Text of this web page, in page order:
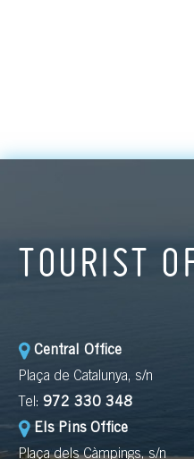
TOURIST
Central Office
Plaça de Catalunya, s/n
Tel: 972 330 348
Els Pins Office
Plaça dels Càmpings, s/n